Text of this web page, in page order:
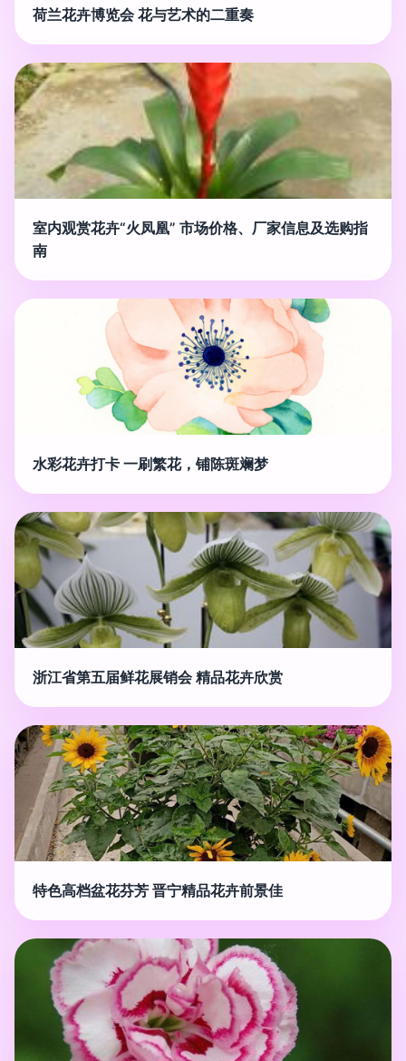
荷兰花卉博览会 花与艺术的二重奏
室内观赏花卉“火凤凰” 市场价格、厂家信息及选购指
南
水彩花卉打卡 一刷繁花，铺陈斑斓梦
浙江省第五届鲜花展销会 精品花卉欣赏
特色高档盆花芬芳 晋宁精品花卉前景佳